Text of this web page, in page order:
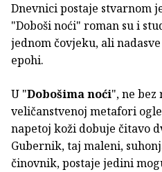
Dnevnici postaje stvarnom
"Doboši noći" roman su i
jednom čovjeku, ali
epohi.
U "Dobošima noći", ne bez
veličanstvenoj metafori
napetoj koži dobuje čitavo
Gubernik, taj maleni,
činovnik, postaje jedini